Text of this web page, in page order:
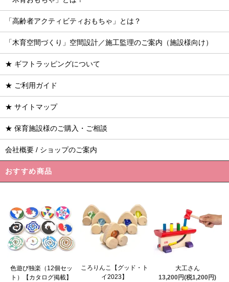
「高齢者アクティビティおもちゃ」とは？
「木育空間づくり」空間設計／施工監理のご案内（施設様向け）
★ ギフトラッピングについて
★ ご利用ガイド
★ サイトマップ
★ 保育施設様のご購入・ご相談
会社概要 / ショップのご案内
おすすめ商品
色遊び独楽（12個セッ
ト）【カタログ掲載】
ころりんこ【グッド・ト
イ2023】
大工さん
13,200円(税1,200円)